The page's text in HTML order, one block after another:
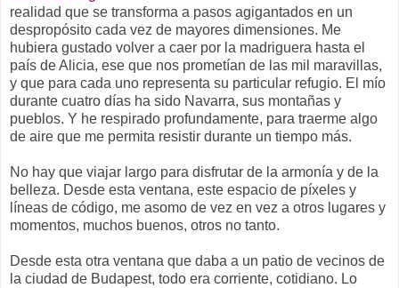
realidad que se transforma a pasos agigantados en un
despropósito cada vez de mayores dimensiones. Me
hubiera gustado volver a caer por la madriguera hasta el
país de Alicia, ese que nos prometían de las mil maravillas,
y que para cada uno representa su particular refugio. El mío
durante cuatro días ha sido Navarra, sus montañas y
pueblos. Y he respirado profundamente, para traerme algo
de aire que me permita resistir durante un tiempo más.
No hay que viajar largo para disfrutar de la armonía y de la
belleza. Desde esta ventana, este espacio de píxeles y
líneas de código, me asomo de vez en vez a otros lugares y
momentos, muchos buenos, otros no tanto.
Desde esta otra ventana que daba a un patio de vecinos de
la ciudad de Budapest, todo era corriente, cotidiano. Lo